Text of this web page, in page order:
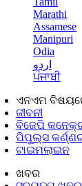
Marathi
Assamese
Manipuri
Odia
اردو
ਪੰਜਾਬੀ
ଏନଏମ
ଜୀବନୀ
ବିଜେପି
ପିପୁଲ୍ସ
ଟାଇମଲାଇନ
ଖବର